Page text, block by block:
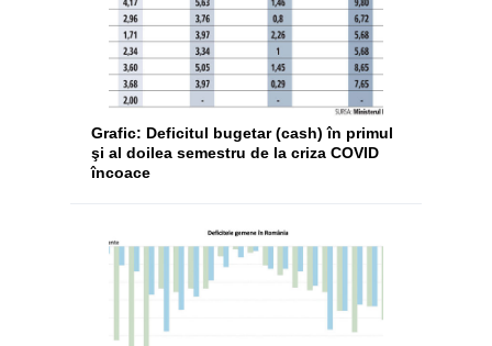
Grafic: Deficitul bugetar (cash) în primul
şi al doilea semestru de la criza COVID
încoace